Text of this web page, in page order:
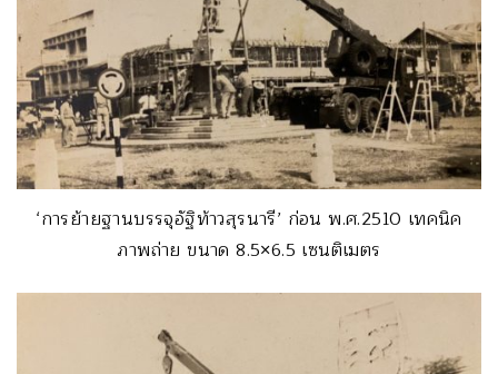
‘การย้ายฐานบรรจุอัฐิท้าวสุรนารี’ ก่อน พ.ศ.2510 เทคนิค
ภาพถ่าย ขนาด 8.5×6.5 เซนติเมตร